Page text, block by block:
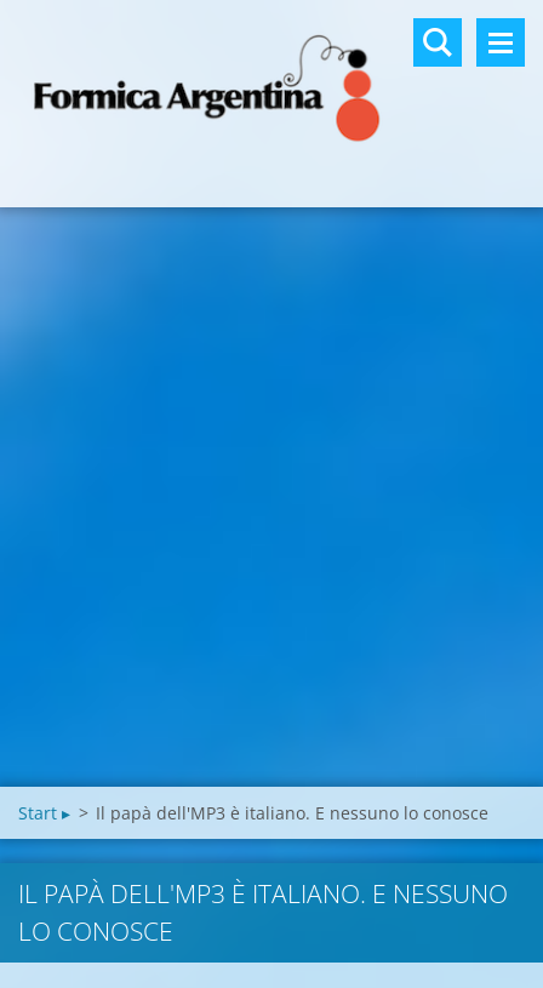
Start ▸ > Il papà dell'MP3 è italiano. E nessuno lo conosce
IL PAPÀ DELL'MP3 È ITALIANO. E NESSUNO
LO CONOSCE